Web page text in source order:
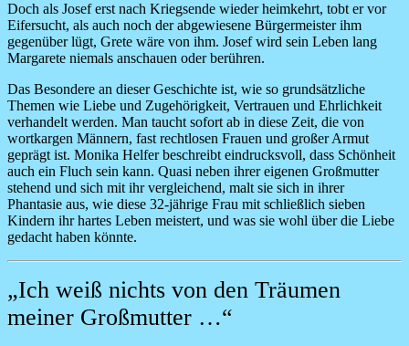
Doch als Josef erst nach Kriegsende wieder heimkehrt, tobt er vor
Eifersucht, als auch noch der abgewiesene Bürgermeister ihm
gegenüber lügt, Grete wäre von ihm. Josef wird sein Leben lang
Margarete niemals anschauen oder berühren.
Das Besondere an dieser Geschichte ist, wie so grundsätzliche
Themen wie Liebe und Zugehörigkeit, Vertrauen und Ehrlichkeit
verhandelt werden. Man taucht sofort ab in diese Zeit, die von
wortkargen Männern, fast rechtlosen Frauen und großer Armut
geprägt ist. Monika Helfer beschreibt eindrucksvoll, dass Schönheit
auch ein Fluch sein kann. Quasi neben ihrer eigenen Großmutter
stehend und sich mit ihr vergleichend, malt sie sich in ihrer
Phantasie aus, wie diese 32-jährige Frau mit schließlich sieben
Kindern ihr hartes Leben meistert, und was sie wohl über die Liebe
gedacht haben könnte.
„Ich weiß nichts von den Träumen
meiner Großmutter …“